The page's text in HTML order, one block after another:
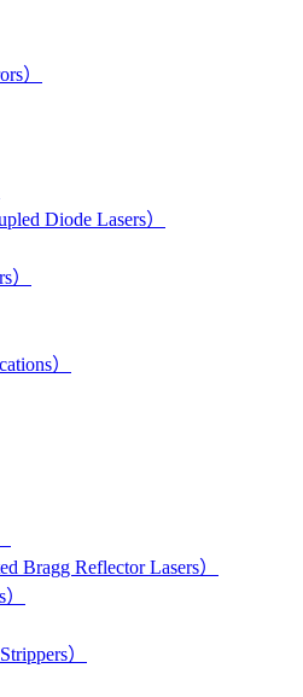
）
Diode Lasers）
）
）
Bragg Reflector Lasers）
）